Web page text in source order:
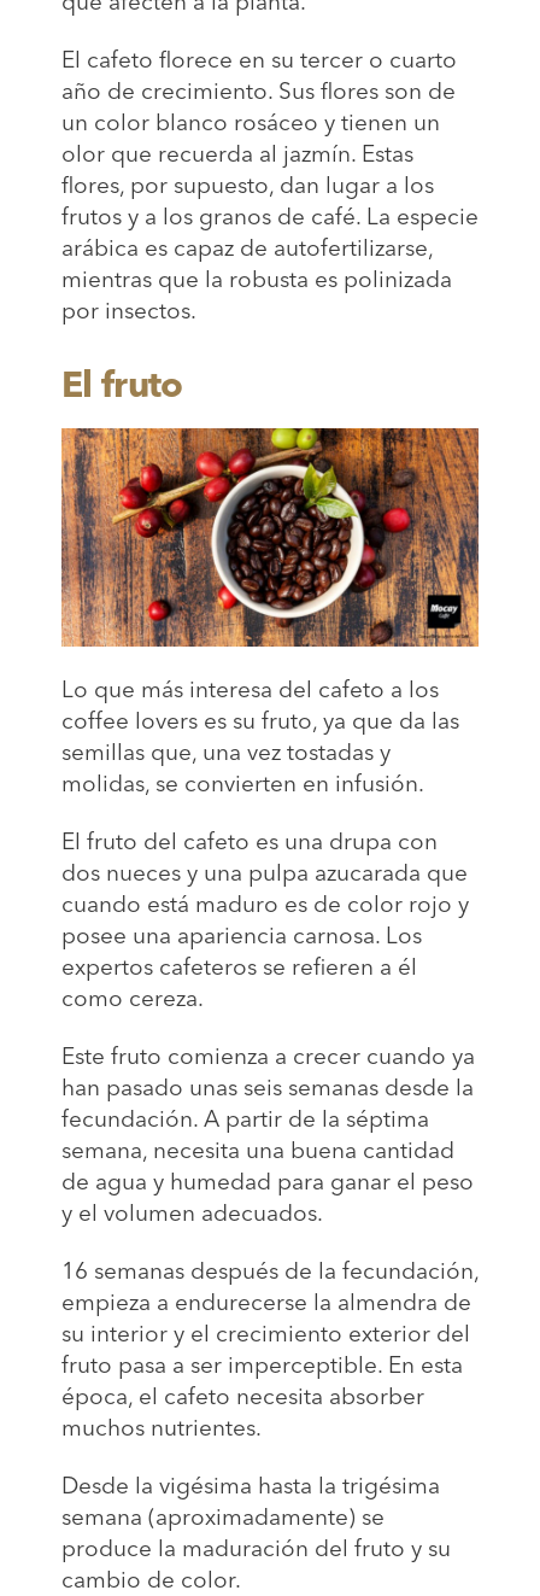
El cafeto florece en su tercer o cuarto
año de crecimiento. Sus flores son de
un color blanco rosáceo y tienen un
olor que recuerda al jazmín. Estas
flores, por supuesto, dan lugar a los
frutos y a los granos de café. La especie
arábica es capaz de autofertilizarse,
mientras que la robusta es polinizada
por insectos.
El fruto
Lo que más interesa del cafeto a los
coffee lovers es su fruto, ya que da las
semillas que, una vez tostadas y
molidas, se convierten en infusión.
El fruto del cafeto es una drupa con
dos nueces y una pulpa azucarada que
cuando está maduro es de color rojo y
posee una apariencia carnosa. Los
expertos cafeteros se refieren a él
como cereza.
Este fruto comienza a crecer cuando ya
han pasado unas seis semanas desde la
fecundación. A partir de la séptima
semana, necesita una buena cantidad
de agua y humedad para ganar el peso
y el volumen adecuados.
16 semanas después de la fecundación,
empieza a endurecerse la almendra de
su interior y el crecimiento exterior del
fruto pasa a ser imperceptible. En esta
época, el cafeto necesita absorber
muchos nutrientes.
Desde la vigésima hasta la trigésima
semana (aproximadamente) se
produce la maduración del fruto y su
cambio de color.